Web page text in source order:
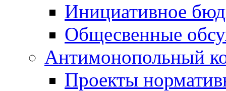
Инициативное
Общесвенные
Антимонопольный
Проекты